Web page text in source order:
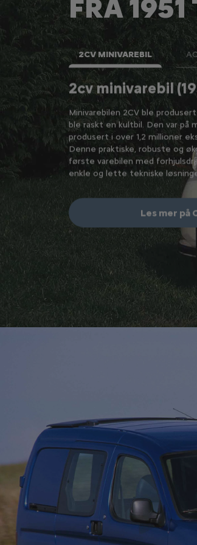
FRA
Den ble
2cv minivarebil
Minivarebilen 2CV ble
ble raskt en kultbil. Den var på
produsert i over 1,2 millioner
Denne praktiske, robuste og
første varebilen med
enkle og lette tekniske
Les mer på
2CV MINIVAREBIL